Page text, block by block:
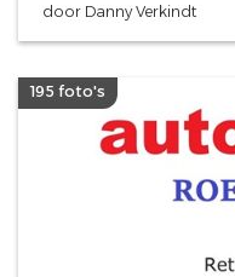
door Danny Verkindt
195 foto's